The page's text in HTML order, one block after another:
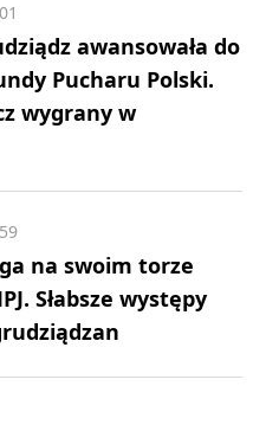
awansowała do
Pucharu Polski.
wygrany w
na swoim torze
Słabsze występy